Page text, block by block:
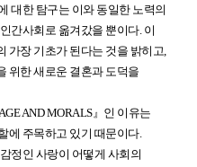
대한 탐구는 이와 동일한 노력의
간사회로 옮겨갔을 뿐이다. 이
가장 기초가 된다는 것을 밝히고,
위한 새로운 결혼과 도덕을
AND MORALS』인 이유는
에 주목하고 있기 때문이다.
정인 사랑이 어떻게 사회의